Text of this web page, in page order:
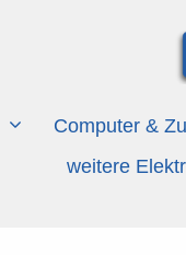
Computer &
weitere